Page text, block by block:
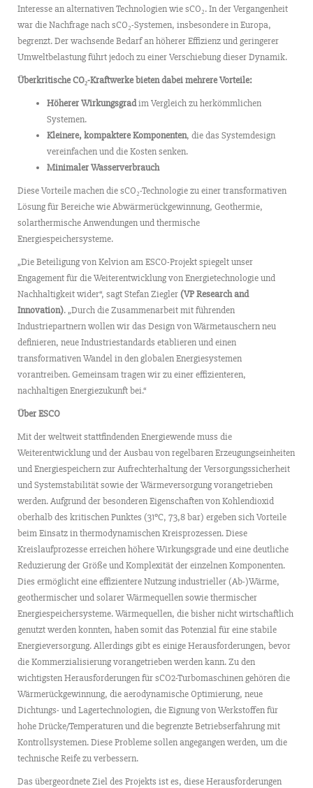
Interesse an alternativen Technologien wie sCO₂. In der Vergangenheit
war die Nachfrage nach sCO₂-Systemen, insbesondere in Europa,
begrenzt. Der wachsende Bedarf an höherer Effizienz und geringerer
Umweltbelastung führt jedoch zu einer Verschiebung dieser Dynamik.
Überkritische CO₂-Kraftwerke bieten dabei mehrere Vorteile:
Höherer Wirkungsgradim Vergleich zu herkömmlichen
Systemen.
Kleinere, kompaktere Komponenten, die das Systemdesign
vereinfachen und die Kosten senken.
Minimaler Wasserverbrauch
Diese Vorteile machen die sCO₂-Technologie zu einer transformativen
Lösung für Bereiche wie Abwärmerückgewinnung, Geothermie,
solarthermische Anwendungen und thermische
Energiespeichersysteme.
„Die Beteiligung von Kelvion am ESCO-Projekt spiegelt unser
Engagement für die Weiterentwicklung von Energietechnologie und
Nachhaltigkeit wider“, sagt Stefan Ziegler (VP Research and
Innovation). „Durch die Zusammenarbeit mit führenden
Industriepartnern wollen wir das Design von Wärmetauschern neu
definieren, neue Industriestandards etablieren und einen
transformativen Wandel in den globalen Energiesystemen
vorantreiben. Gemeinsam tragen wir zu einer effizienteren,
nachhaltigen Energiezukunft bei.“
Über ESCO
Mit der weltweit stattfindenden Energiewende muss die
Weiterentwicklung und der Ausbau von regelbaren Erzeugungseinheiten
und Energiespeichern zur Aufrechterhaltung der Versorgungssicherheit
und Systemstabilität sowie der Wärmeversorgung vorangetrieben
werden. Aufgrund der besonderen Eigenschaften von Kohlendioxid
oberhalb des kritischen Punktes (31°C, 73,8 bar) ergeben sich Vorteile
beim Einsatz in thermodynamischen Kreisprozessen. Diese
Kreislaufprozesse erreichen höhere Wirkungsgrade und eine deutliche
Reduzierung der Größe und Komplexität der einzelnen Komponenten.
Dies ermöglicht eine effizientere Nutzung industrieller (Ab-)Wärme,
geothermischer und solarer Wärmequellen sowie thermischer
Energiespeichersysteme. Wärmequellen, die bisher nicht wirtschaftlich
genutzt werden konnten, haben somit das Potenzial für eine stabile
Energieversorgung. Allerdings gibt es einige Herausforderungen, bevor
die Kommerzialisierung vorangetrieben werden kann. Zu den
wichtigsten Herausforderungen für sCO2-Turbomaschinen gehören die
Wärmerückgewinnung, die aerodynamische Optimierung, neue
Dichtungs- und Lagertechnologien, die Eignung von Werkstoffen für
hohe Drücke/Temperaturen und die begrenzte Betriebserfahrung mit
Kontrollsystemen. Diese Probleme sollen angegangen werden, um die
technische Reife zu verbessern.
Das übergeordnete Ziel des Projekts ist es, diese Herausforderungen